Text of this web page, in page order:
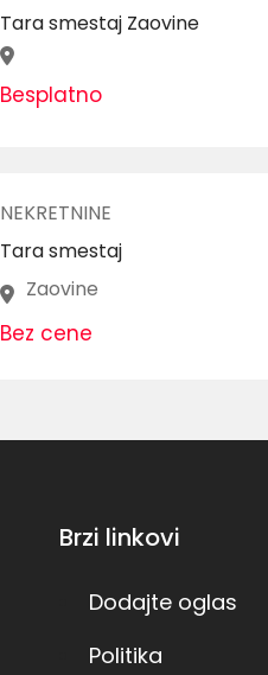
Tara smestaj Zaovine
Besplatno
NEKRETNINE
Tara smestaj
Zaovine
Bez cene
Brzi linkovi
Dodajte oglas
Politika